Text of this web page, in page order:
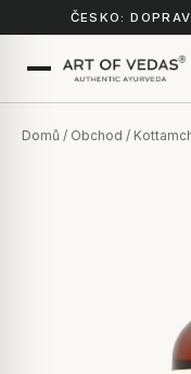
ČESKO:
Domů / Obchod /